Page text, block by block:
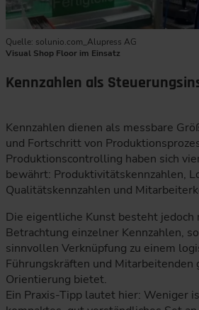
Quelle: solunio.com_Alupress AG
Visual Shop Floor im Einsatz
Kennzahlen als
Kennzahlen dienen als messbare
und Fortschritt von
Produktionscontrolling haben sich
bewährt: Produktivitätskennzahlen,
Qualitätskennzahlen und
Die eigentliche Kunst besteht
Betrachtung einzelner Kennzahlen,
sinnvollen Verknüpfung zu einem
Führungskräften und Mitarbeitenden
Orientierung bietet.
Ein Praxis-Tipp lautet hier: Weniger